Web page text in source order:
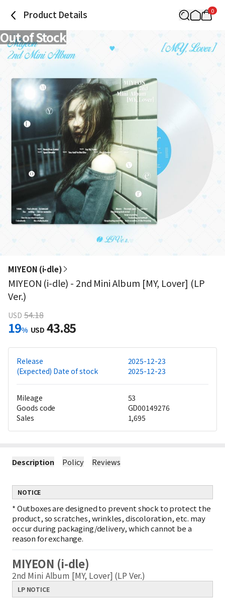
Product Details 0
Out of Stock
MIYEON (i-dle)
MIYEON (i-dle) - 2nd Mini Album [MY, Lover] (LP
Ver.)
USD 54.18
19% USD 43.85
Release
2025-12-23
(Expected) Date of stock
2025-12-23
Mileage
53
Goods code
GD00149276
Sales
1,695
Description Policy Reviews
NOTICE
*Outboxes are designed to prevent shock to protect the
product, so scratches, wrinkles, discoloration, etc. may
occur during packaging/delivery, which cannot be a
reason for exchange.
MIYEON (i-dle)
2nd Mini Album [MY, Lover] (LP Ver.)
LP NOTICE